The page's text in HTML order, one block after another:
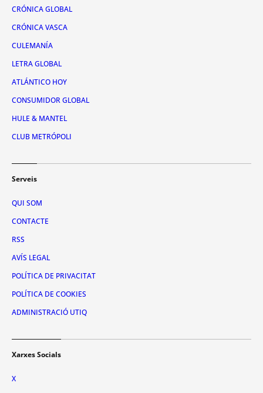
CRÓNICA GLOBAL
CRÓNICA VASCA
CULEMANÍA
LETRA GLOBAL
ATLÁNTICO HOY
CONSUMIDOR GLOBAL
HULE & MANTEL
CLUB METRÓPOLI
Serveis
QUI SOM
CONTACTE
RSS
AVÍS LEGAL
POLÍTICA DE PRIVACITAT
POLÍTICA DE COOKIES
ADMINISTRACIÓ UTIQ
Xarxes Socials
X